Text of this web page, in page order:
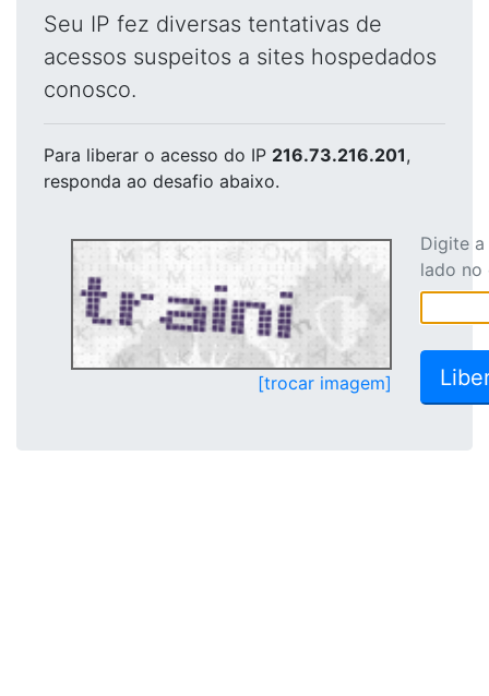
Seu IP fez diversas tentativas de
acessos suspeitos a sites hospedados
conosco.
Para liberar o acesso do IP 216.73.216.201,
responda ao desafio abaixo.
[trocar imagem]
Digite
lado no